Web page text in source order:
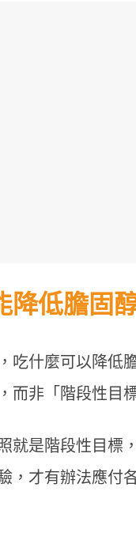
降低膽固
吃什麼可以降低
而非「階段性目
就是階段性目標
，才有辦法應付